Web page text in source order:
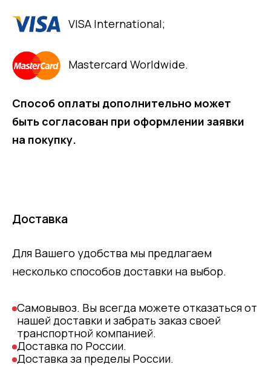
VISA International;
Mastercard Worldwide.
Способ оплаты дополнительно может
быть согласован при оформлении заявки
на покупку.
Доставка
Для Вашего удобства мы предлагаем
несколько способов доставки на выбор.
Самовывоз. Вы всегда можете отказаться от
нашей доставки и забрать заказ своей
транспортной компанией.
Доставка по России.
Доставка за пределы России.